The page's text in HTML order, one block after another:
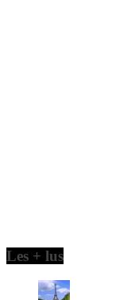
Les + lus